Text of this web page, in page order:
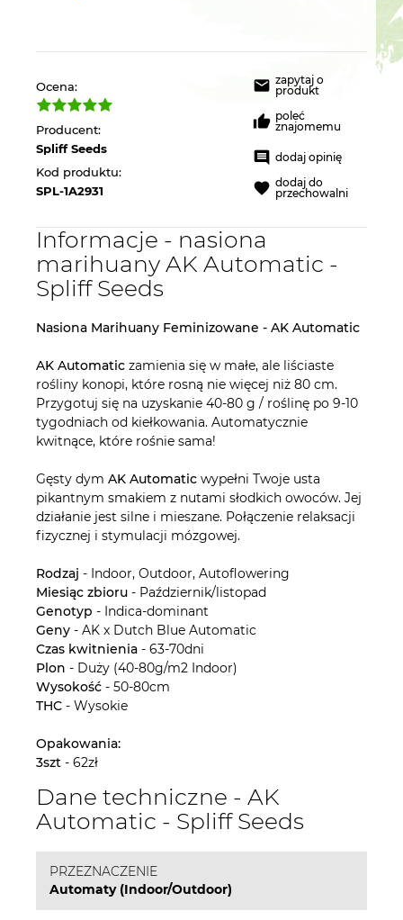
Ocena:
Producent:
Spliff Seeds
Kod produktu:
SPL-1A2931
zapytaj o
produkt
poleć
znajomemu
dodaj opinię
dodaj do
przechowalni
Informacje - nasiona
marihuany AK Automatic -
Spliff Seeds
Nasiona Marihuany Feminizowane - AK Automatic
AK Automatic zamienia się w małe, ale liściaste
rośliny konopi, które rosną nie więcej niż 80 cm.
Przygotuj się na uzyskanie 40-80 g / roślinę po 9-10
tygodniach od kiełkowania. Automatycznie
kwitnące, które rośnie sama!
Gęsty dym AK Automatic wypełni Twoje usta
pikantnym smakiem z nutami słodkich owoców. Jej
działanie jest silne i mieszane. Połączenie relaksacji
fizycznej i stymulacji mózgowej.
Rodzaj - Indoor, Outdoor, Autoflowering
Miesiąc zbioru - Październik/listopad
Genotyp - Indica-dominant
Geny - AK x Dutch Blue Automatic
Czas kwitnienia - 63-70dni
Plon - Duży (40-80g/m2 Indoor)
Wysokość - 50-80cm
THC - Wysokie
Opakowania:
3szt - 62zł
Dane techniczne - AK
Automatic - Spliff Seeds
PRZEZNACZENIE
Automaty (Indoor/Outdoor)